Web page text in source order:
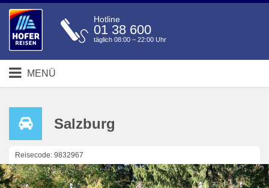
Hotline
01 38 600
täglich 08:00 – 22:00 Uhr
MENÜ
Salzburg
Reisecode: 9832967